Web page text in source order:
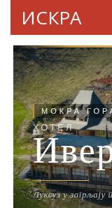
ИСКРА